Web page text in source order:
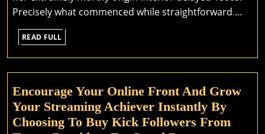
Online
Slot
Staple
For
You
To
Technologically
Precisely what commenced while straightforward ...
READ FULL
FULL
Encourage Your Online Front And Grow
Your Streaming Achiever Instantly By
Choosing To Buy Kick Followers From